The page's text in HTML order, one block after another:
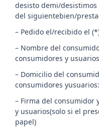
desisto demi/
del siguientebien/
– Pedido el/recibido el
– Nombre del
consumidores y
– Domicilio del
consumidores yusuarios:
– Firma del consumidor
y usuarios(solo si el
papel)